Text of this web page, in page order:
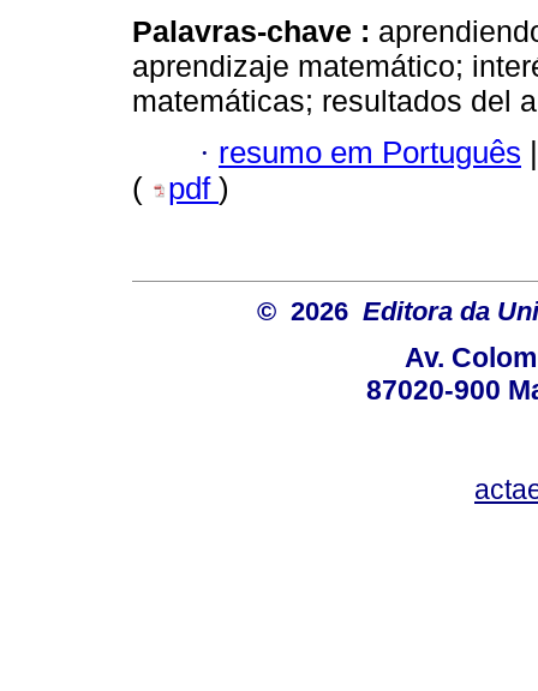
Palavras-chave :
aprendizaje matemático;
matemáticas; resultados del
· resumo em Português |
(
pdf )
© 2026 Editora da
Av.
87020-900